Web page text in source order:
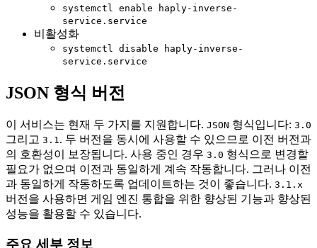
systemctl enable haply-inverse-
service.service
비활성화
systemctl disable haply-inverse-
service.service
JSON 형식 버전
이 서비스는 현재 두 가지를 지원합니다. JSON 형식입니다: 3.0
그리고 3.1. 두 버전을 동시에 사용할 수 있으므로 이전 버전과
의 호환성이 보장됩니다. 사용 중인 경우 3.0 형식으로 변경할
필요가 없으며 이전과 동일하게 계속 작동합니다. 그러나 이전
과 동일하게 작동하도록 업데이트하는 것이 좋습니다. 3.1.x
버전을 사용하면 게임 엔진 통합을 위한 향상된 기능과 향상된
성능을 활용할 수 있습니다.
주요 세부 정보